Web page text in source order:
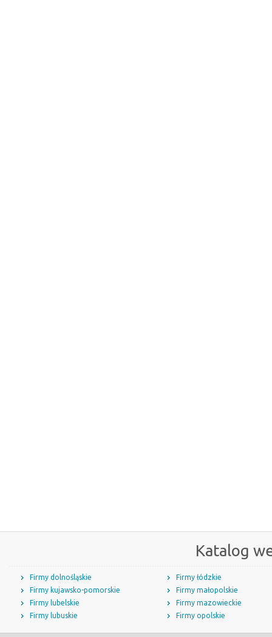
Katalog
Firmy dolnośląskie
Firmy kujawsko-pomorskie
Firmy lubelskie
Firmy lubuskie
Firmy łódzkie
Firmy małopolskie
Firmy mazowieckie
Firmy opolskie